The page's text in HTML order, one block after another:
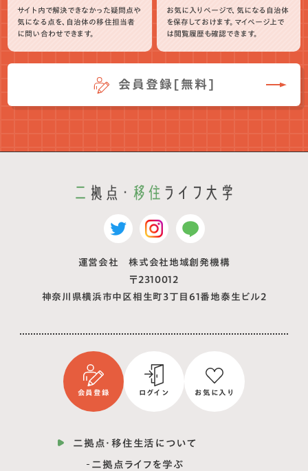
サイト内で解決できなかった疑問点や
気になる点を、自治体の移住担当者
に問い合わせできます。
お気に入りページで、気になる自治体
を保存しておけます。マイページ上で
は閲覧履歴も確認できます。
会員登録[無料]
運営会社 株式会社地域創発機構
〒2310012
神奈川県横浜市中区相生町3丁目61番地泰生ビル2
会員登録 ログイン お気に入り
二拠点・移住生活について
二拠点ライフを学ぶ